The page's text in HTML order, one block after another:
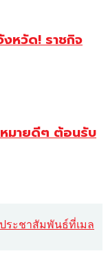
งหวัด! ราชกิจ
มายดีๆ ต้อนรับ
ประชาสัมพันธ์ที่เมล